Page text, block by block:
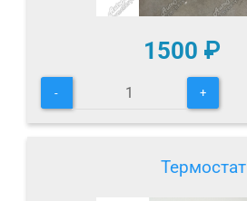
1500 ₽
- +
Термостат